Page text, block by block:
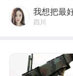
我想把最
现给你
四川